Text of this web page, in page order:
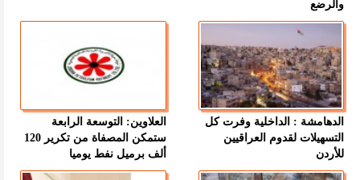
والرضع
الدهامشة : الداخلية وفرت كل
التسهيلات لقدوم العراقيين
للأردن
العلاوين: التوسعة الرابعة
ستمكن المصفاة من تكرير 120
ألف برميل نفط يوميا